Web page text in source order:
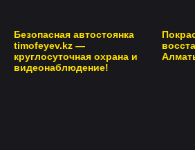
Безопасная автостоянка
timofeyev.kz —
круглосуточная охрана и
видеонаблюдение!